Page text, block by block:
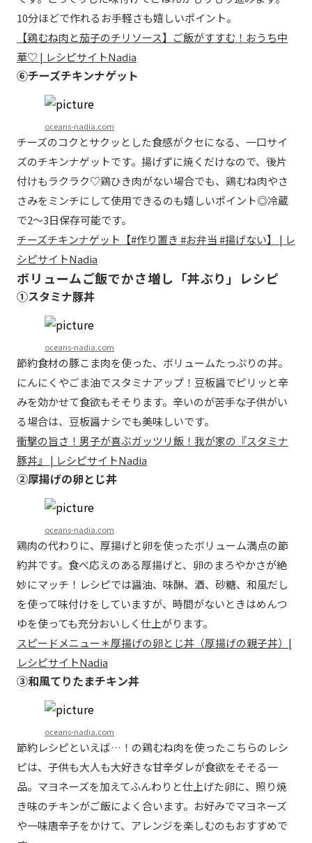
10分ほどで作れるお手軽さも嬉しいポイント。
【鶏むね肉と茄子のチリソース】ご飯がすすむ！おうち中
華♡ | レシピサイトNadia
⑥チーズチキンナゲット
oceans-nadia.com
チーズのコクとサクッとした食感がクセになる、一口サイ
ズのチキンナゲットです。揚げずに焼くだけなので、後片
付けもラクラク♡鶏ひき肉がない場合でも、鶏むね肉やさ
さみをミンチにして使用できるのも嬉しいポイント◎冷蔵
で2〜3日保存可能です。
チーズチキンナゲット【#作り置き #お弁当 #揚げない】 | レ
シピサイトNadia
ボリュームご飯でかさ増し「丼ぶり」レシピ
①スタミナ豚丼
oceans-nadia.com
節約食材の豚こま肉を使った、ボリュームたっぷりの丼。
にんにくやごま油でスタミナアップ！豆板醤でピリッと辛
みを効かせて食欲もそそります。辛いのが苦手な子供がい
る場合は、豆板醤ナシでも美味しいです。
衝撃の旨さ！男子が喜ぶガッツリ飯！我が家の『スタミナ
豚丼』 | レシピサイトNadia
②厚揚げの卵とじ丼
oceans-nadia.com
鶏肉の代わりに、厚揚げと卵を使ったボリューム満点の節
約丼です。食べ応えのある厚揚げと、卵のまろやかさが絶
妙にマッチ！レシピでは醤油、味醂、酒、砂糖、和風だし
を使って味付けをしていますが、時間がないときはめんつ
ゆを使っても充分おいしく仕上がります。
スピードメニュー＊厚揚げの卵とじ丼（厚揚げの親子丼）|
レシピサイトNadia
③和風てりたまチキン丼
oceans-nadia.com
節約レシピといえば…！の鶏むね肉を使ったこちらのレシ
ピは、子供も大人も大好きな甘辛ダレが食欲をそそる一
品。マヨネーズを加えてふんわりと仕上げた卵に、照り焼
き味のチキンがご飯によく合います。お好みでマヨネーズ
や一味唐辛子をかけて、アレンジを楽しむのもおすすめで